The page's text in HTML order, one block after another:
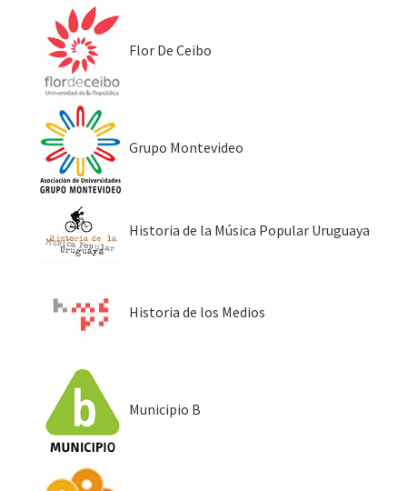
Flor De Ceibo
Grupo Montevideo
Historia de la Música Popular Uruguaya
Historia de los Medios
Municipio B